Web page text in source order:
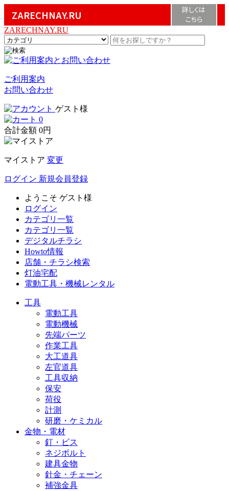
ZARECHNAY.RU
詳しくは
こちら
ZARECHNAY.RU
ご利用案内
お問い合わせ
ゲスト様
0
合計金額 0円
マイストア 変更
ログイン 新規会員登録
ようこそ ゲスト様
ログイン
カテゴリ一覧
カテゴリ一覧
デジタルチラシ
Howto情報
店舗・チラシ検索
灯油宅配
電動工具・機械レンタル
工具
電動工具
電動機械
先端パーツ
作業工具
大工道具
左官道具
工具収納
保安
荷役
計測
研磨・ケミカル
金物・電材
釘・ビス
ネジボルト
建具金物
針金・チェーン
補強金具